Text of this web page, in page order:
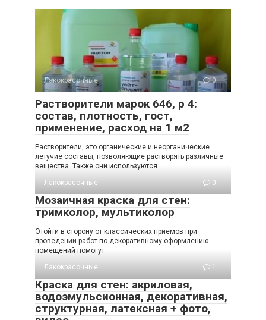
Лакокрасочные 0
Растворители марок 646, р 4:
состав, плотность, гост,
применение, расход на 1 м2
Растворители, это органические и неорганические
летучие составы, позволяющие растворять различные
вещества. Также они используются
Лакокрасочные
0
Мозаичная краска для стен:
тримколор, мультиколор
Отойти в сторону от классических приемов при
проведении работ по декоративному оформлению
помещений помогут
Лакокрасочные
1
Краска для стен: акриловая,
водоэмульсионная, декоративная,
структурная, латексная + фото,